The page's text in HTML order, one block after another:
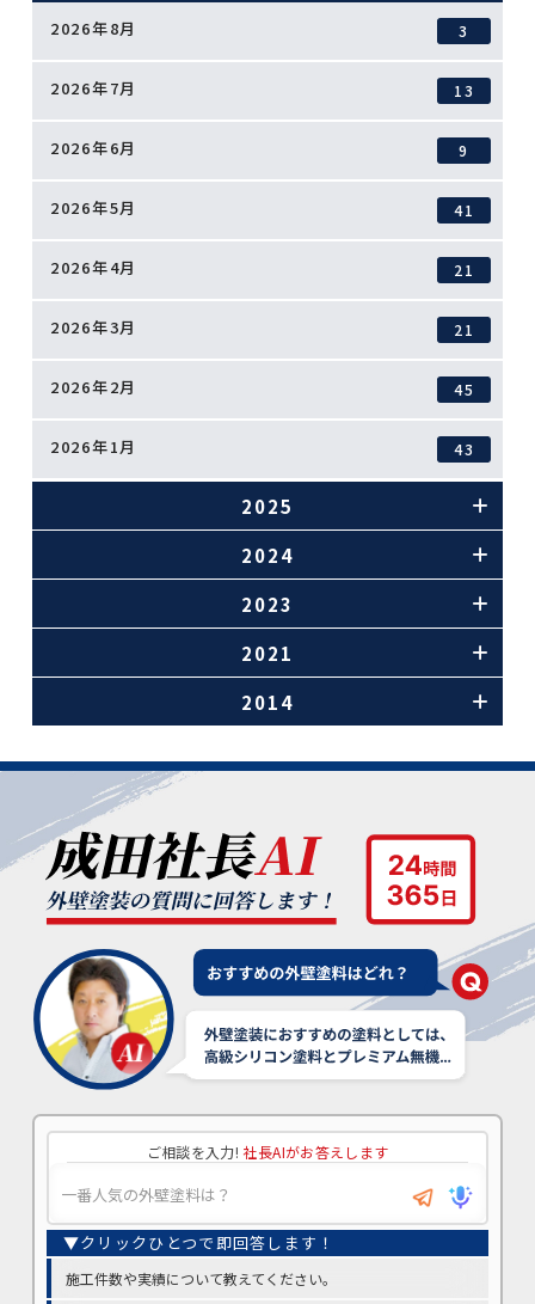
2026年8月 3
2026年7月 13
2026年6月 9
2026年5月 41
2026年4月 21
2026年3月 21
2026年2月 45
2026年1月 43
2025
2024
2023
2021
2014
ご相談を入力! 社長AIがお答えします
施工件数や実績について教えてください。